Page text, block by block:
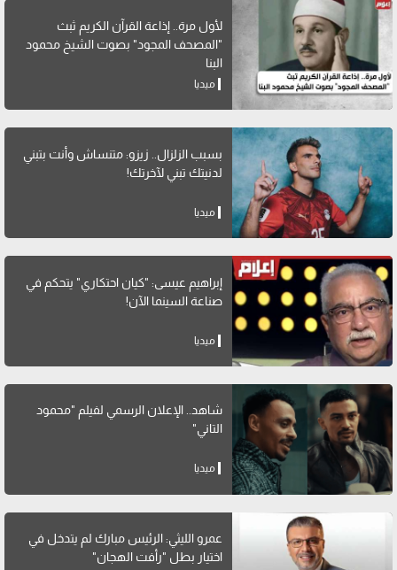
لأول مرة.. إذاعة القرآن الكريم ثبث
"المصحف المجود" بصوت الشيخ محمود
البنا
ميديا
بسبب الزلزال.. زيزو: متنساش وأنت بتبني
لدنيتك تبني لآخرتك!
ميديا
إبراهيم عيسى: "كيان احتكاري" يتحكم في
صناعة السينما الآن!
ميديا
شاهد.. الإعلان الرسمي لفيلم "محمود
التاني"
ميديا
عمرو الليثي: الرئيس مبارك لم يتدخل في
اختيار بطل "رأفت الهجان"